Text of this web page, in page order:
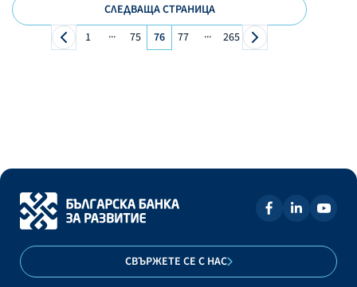
СЛЕДВАЩА СТРАНИЦА
1
... 75 76 77 ... 265
СВЪРЖЕТЕ СЕ С НАС